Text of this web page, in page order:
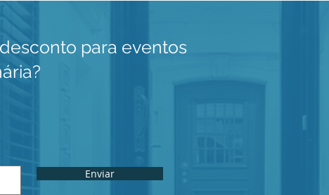
para eventos
Enviar